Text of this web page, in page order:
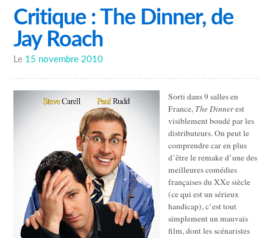
Critique : The Dinner, de
Jay Roach
Le 15 novembre 2010
Sorti dans 9 salles en
France, The Dinnerest
visiblement boudé par les
distributeurs. On peut le
comprendre car en plus
d’être le remake d’une des
meilleures comédies
françaises du XXe siècle
(ce qui est un sérieux
handicap), c’est tout
simplement un mauvais
film, dont les scénaristes